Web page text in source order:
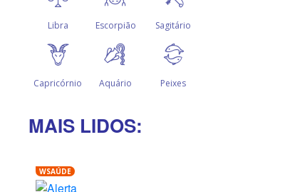
MAIS LIDOS:
WSAÚDE